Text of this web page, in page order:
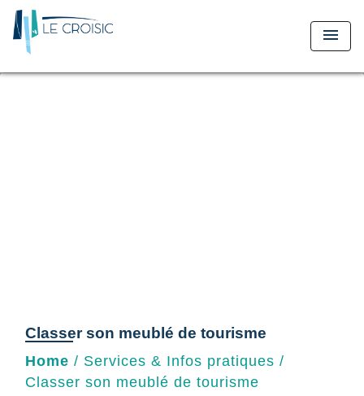
menu
Classer son meublé de tourisme
Home / Services & Infos pratiques /
Classer son meublé de tourisme